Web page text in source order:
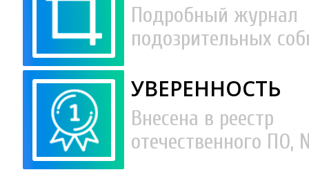
Подробный журнал
подозрительных
УВЕРЕННОСТЬ
Внесена в реестр
отечественного